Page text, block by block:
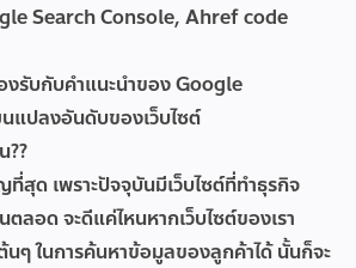
Search Console, Ahref code
งรับกับคำแนะนำของ Google
แปลงอันดับของเว็บไซต์
??
ที่สุด เพราะปัจจุบันมีเว็บไซต์ที่ทำธุรกิจ
ตลอด จะดีแค่ไหนหากเว็บไซต์ของเรา
ๆ ในการค้นหาข้อมูลของลูกค้าได้ นั้นก็จะ